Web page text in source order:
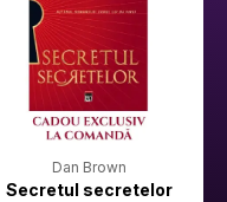
Dan Brown
Secretul secretelor